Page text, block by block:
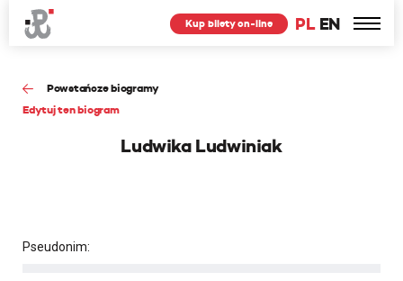
PL EN
Kup bilety on-line
Powstańcze biogramy
Edytuj ten biogram
Ludwika Ludwiniak
Pseudonim: